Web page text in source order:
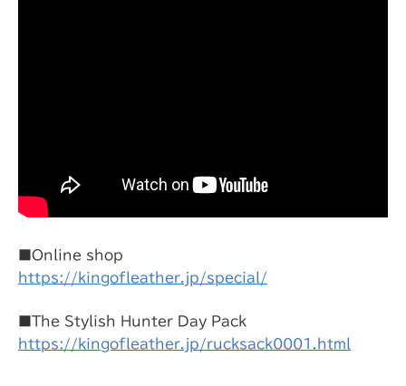
■Online shop
https://kingofleather.jp/special/
■The Stylish Hunter Day Pack
https://kingofleather.jp/rucksack0001.html